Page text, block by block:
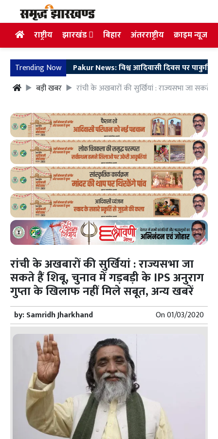
राष्ट्रीय झारखंड बिहार अंतरराष्ट्रीय क्राइम न्यूज
Trending NowPakur News: विश्व आदिवासी दिवस पर पाकुड़िया में
बड़ी खबर
रांची के अखबारों की सुर्खियां : राज्यसभा जा
रांची के अखबारों की सुर्खियां : राज्यसभा जा
सकते हैं शिबू, चुनाव में गड़बड़ी के IPS अनुराग
गुप्ता के खिलाफ नहीं मिले सबूत, अन्य खबरें
by:Samridh Jharkhand On01/03/2020